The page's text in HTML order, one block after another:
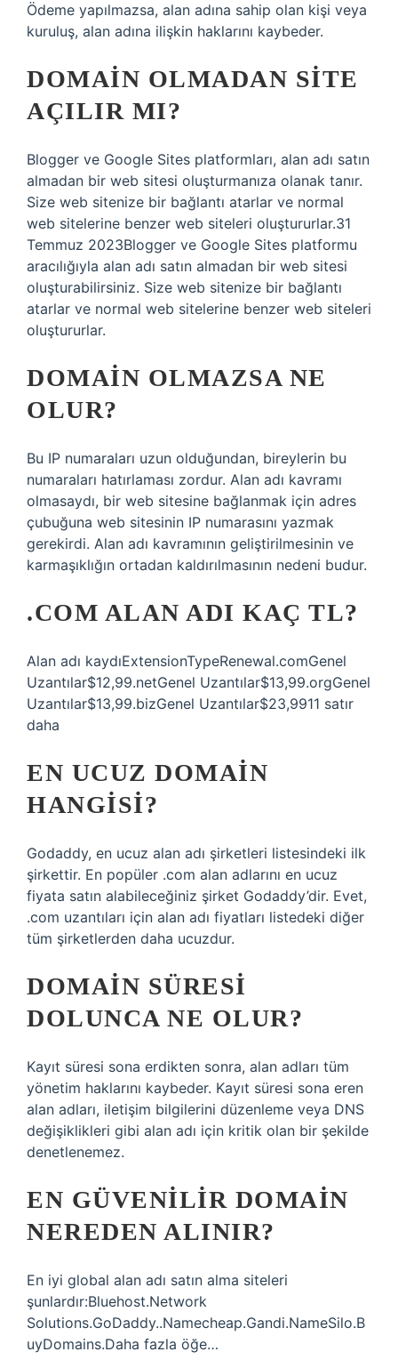
Ödeme yapılmazsa, alan adına sahip olan kişi veya
kuruluş, alan adına ilişkin haklarını kaybeder.
DOMAIN OLMADAN SITE
AÇILIR MI?
Blogger ve Google Sites platformları, alan adı satın
almadan bir web sitesi oluşturmanıza olanak tanır.
Size web sitenize bir bağlantı atarlar ve normal
web sitelerine benzer web siteleri oluştururlar.31
Temmuz 2023Blogger ve Google Sites platformu
aracılığıyla alan adı satın almadan bir web sitesi
oluşturabilirsiniz. Size web sitenize bir bağlantı
atarlar ve normal web sitelerine benzer web siteleri
oluştururlar.
DOMAIN OLMAZSA NE
OLUR?
Bu IP numaraları uzun olduğundan, bireylerin bu
numaraları hatırlaması zordur. Alan adı kavramı
olmasaydı, bir web sitesine bağlanmak için adres
çubuğuna web sitesinin IP numarasını yazmak
gerekirdi. Alan adı kavramının geliştirilmesinin ve
karmaşıklığın ortadan kaldırılmasının nedeni budur.
.COM ALAN ADI KAÇ TL?
Alan adı kaydıExtensionTypeRenewal.comGenel
Uzantılar$12,99.netGenel Uzantılar$13,99.orgGenel
Uzantılar$13,99.bizGenel Uzantılar$23,9911 satır
daha
EN UCUZ DOMAIN
HANGISI?
Godaddy, en ucuz alan adı şirketleri listesindeki ilk
şirkettir. En popüler .com alan adlarını en ucuz
fiyata satın alabileceğiniz şirket Godaddy’dir. Evet,
.com uzantıları için alan adı fiyatları listedeki diğer
tüm şirketlerden daha ucuzdur.
DOMAIN SÜRESI
DOLUNCA NE OLUR?
Kayıt süresi sona erdikten sonra, alan adları tüm
yönetim haklarını kaybeder. Kayıt süresi sona eren
alan adları, iletişim bilgilerini düzenleme veya DNS
değişiklikleri gibi alan adı için kritik olan bir şekilde
denetlenemez.
EN GÜVENILIR DOMAIN
NEREDEN ALINIR?
En iyi global alan adı satın alma siteleri
şunlardır:Bluehost.Network
Solutions.GoDaddy..Namecheap.Gandi.NameSilo.B
uyDomains.Daha fazla öğe…